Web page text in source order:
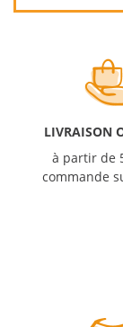
LIVRAISON
à partir de
commande